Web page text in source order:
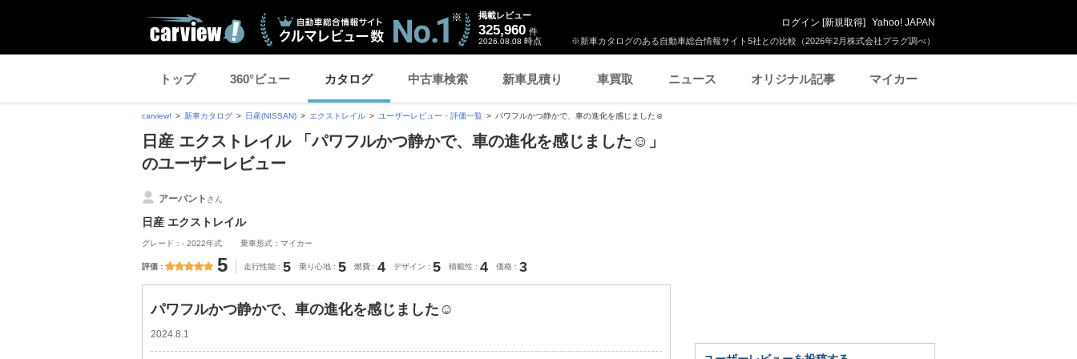
※新車カタログのある自動車総合情報サイト5社との比較（2026年2月株式会社プラグ調べ）
掲載レビュー
325,960 件
2026.08.08 時点
ログイン [新規取得] Yahoo! JAPAN
トップ 360°ビュー カタログ 中古車検索 新車見積り 車買取 ニュース オリジナル記事 マイカー
carview! 新車カタログ 日産(NISSAN) エクストレイル ユーザーレビュー・評価一覧 パワフルかつ静かで、車の進化を感じました☺️
日産 エクストレイル 「パワフルかつ静かで、車の進化を感じました☺️」
のユーザーレビュー
アーバント さん
日産 エクストレイル
グレード：- 2022年式 乗車形式：マイカー
評価 5 走行性能 5 乗り心地 5 燃費 4 デザイン 5 積載性 4 価格 3
パワフルかつ静かで、車の進化を感じました☺️
2024.8.1